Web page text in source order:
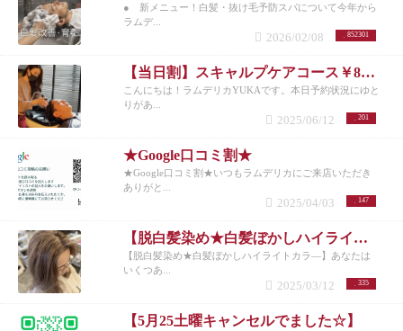
● 新メニュー！白髪・抜け毛予防スパについて今年から
ラムデ...
852301
2026/02/08
【当日割】スキャルプケアコース￥8200
こんにちは！ラムデリカYUKAです。本日予約状況にゆと
りがあ...
201
2025/06/12
★Google口コミ割★
★Google口コミ割★いつもラムデリカにご来店いただき
ありがと...
147
2025/04/03
【脱白髪染め★白髪ぼかしハイライトカラ―】
【脱白髪染め★白髪ぼかしハイライトカラ―】あなたは
いくつあ...
335
2025/03/12
【5月25土曜キャンセルでました☆】